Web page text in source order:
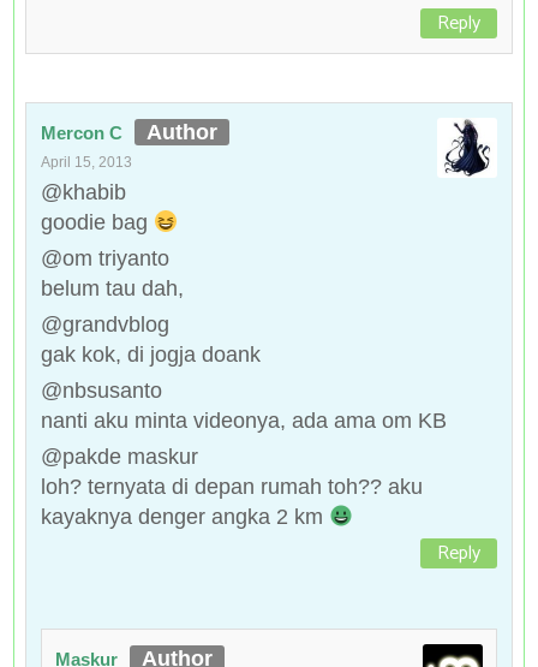
Reply
Mercon C
April 15, 2013
@khabib
goodie bag
@om triyanto
belum tau dah,
@grandvblog
gak kok, di jogja doank
@nbsusanto
nanti aku minta videonya, ada ama om KB
@pakde maskur
loh? ternyata di depan rumah toh?? aku
kayaknya denger angka 2 km
Reply
Maskur